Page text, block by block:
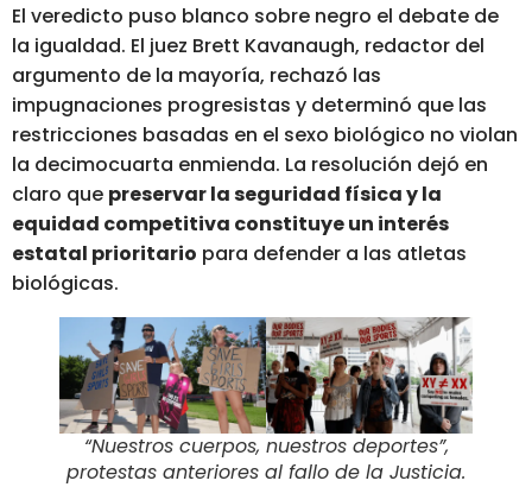
El veredicto puso blanco sobre negro el debate de
la igualdad. El juez Brett Kavanaugh, redactor del
argumento de la mayoría, rechazó las
impugnaciones progresistas y determinó que las
restricciones basadas en el sexo biológico no violan
la decimocuarta enmienda. La resolución dejó en
claro que preservar la seguridad física y la
equidad competitiva constituye un interés
estatal prioritario para defender a las atletas
biológicas.
“Nuestros cuerpos, nuestros deportes”,
protestas anteriores al fallo de la Justicia.